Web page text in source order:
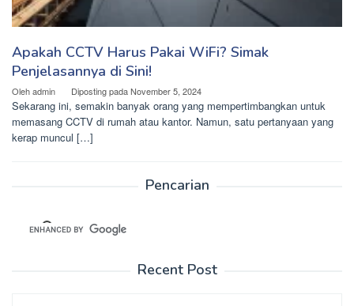
Apakah CCTV Harus Pakai WiFi? Simak
Penjelasannya di Sini!
Olehadmin Diposting padaNovember 5, 2024
Sekarang ini, semakin banyak orang yang mempertimbangkan untuk
memasang CCTV di rumah atau kantor. Namun, satu pertanyaan yang
kerap muncul […]
Pencarian
Recent Post